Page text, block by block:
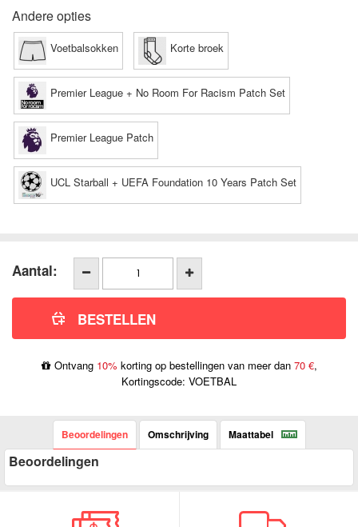
Andere opties
Voetbalsokken Korte broek
Premier League + No Room For Racism Patch Set
Premier League Patch
UCL Starball + UEFA Foundation 10 Years Patch Set
Aantal:
Ontvang 10% korting op bestellingen van meer dan 70 €,
Kortingscode: VOETBAL
Beoordelingen Omschrijving Maattabel
Beoordelingen